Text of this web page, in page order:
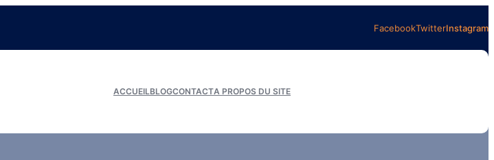
FacebookTwitterInstagram
ACCUEILBLOGCONTACTA PROPOS DU SITE